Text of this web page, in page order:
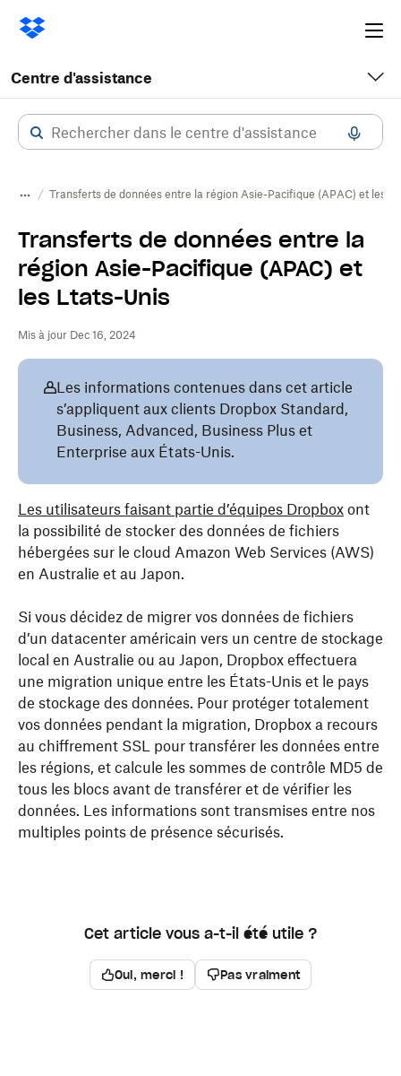
Centre d'assistance
Transferts de données entre la région Asie-Pacifique (APAC) et les
Transferts de données entre la
région Asie-Pacifique (APAC) et
les États-Unis
Mis à jour Dec 16, 2024
Les informations contenues dans cet article
s’appliquent aux clients Dropbox Standard,
Business, Advanced, Business Plus et
Enterprise aux États-Unis.
Les utilisateurs faisant partie d’équipes Dropbox ont
la possibilité de stocker des données de fichiers
hébergées sur le cloud Amazon Web Services (AWS)
en Australie et au Japon.
Si vous décidez de migrer vos données de fichiers
d’un datacenter américain vers un centre de stockage
local en Australie ou au Japon, Dropbox effectuera
une migration unique entre les États-Unis et le pays
de stockage des données. Pour protéger totalement
vos données pendant la migration, Dropbox a recours
au chiffrement SSL pour transférer les données entre
les régions, et calcule les sommes de contrôle MD5 de
tous les blocs avant de transférer et de vérifier les
données. Les informations sont transmises entre nos
multiples points de présence sécurisés.
Cet article vous a-t-il été utile ?
Oui, merci ! Pas vraiment